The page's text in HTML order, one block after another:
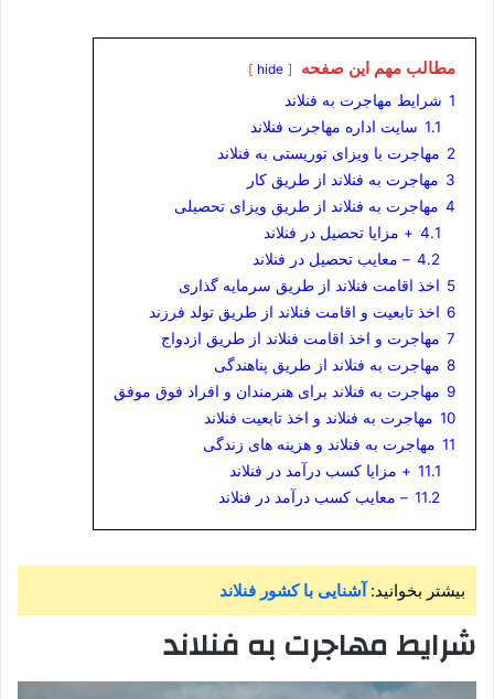
مطالب مهم این صفحه hide
1 شرایط مهاجرت به فنلاند
1.1 سایت اداره مهاجرت فنلاند
2 مهاجرت با ویزای توریستی به فنلاند
3 مهاجرت به فنلاند از طریق کار
4 مهاجرت به فنلاند از طریق ویزای تحصیلی
4.1 + مزایا تحصیل در فنلاند
4.2 – معایب تحصیل در فنلاند
5 اخذ اقامت فنلاند از طریق سرمایه گذاری
6 اخذ تابعیت و اقامت فنلاند از طریق تولد فرزند
7 مهاجرت و اخذ اقامت فنلاند از طریق ازدواج
8 مهاجرت به فنلاند از طریق پناهندگی
9 مهاجرت به فنلاند برای هنرمندان و افراد فوق موفق
10 مهاجرت به فنلاند و اخذ تابعیت فنلاند
11 مهاجرت به فنلاند و هزینه های زندگی
11.1 + مزایا کسب درآمد در فنلاند
11.2 – معایب کسب درآمد در فنلاند
بیشتر بخوانید:آشنایی با کشور فنلاند
شرایط مهاجرت به فنلاند